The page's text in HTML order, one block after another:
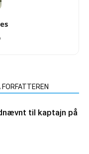
FORFATTEREN
til kaptajn på